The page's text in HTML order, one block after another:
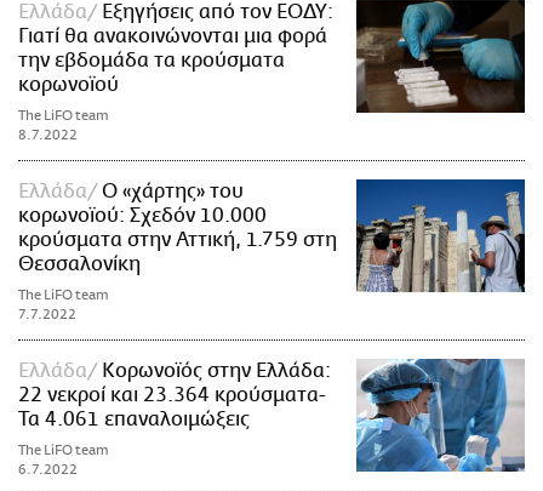
Ελλάδα
Εξηγήσεις από τον ΕΟΔΥ:
Γιατί θα ανακοινώνονται μια φορά
την εβδομάδα τα κρούσματα
κορωνοϊού
The LiFO team
8.7.2022
Ελλάδα
Ο «χάρτης» του
κορωνοϊού: Σχεδόν 10.000
κρούσματα στην Αττική, 1.759 στη
Θεσσαλονίκη
The LiFO team
7.7.2022
Ελλάδα
Κορωνοϊός στην Ελλάδα:
22 νεκροί και 23.364 κρούσματα-
Τα 4.061 επαναλοιμώξεις
The LiFO team
6.7.2022